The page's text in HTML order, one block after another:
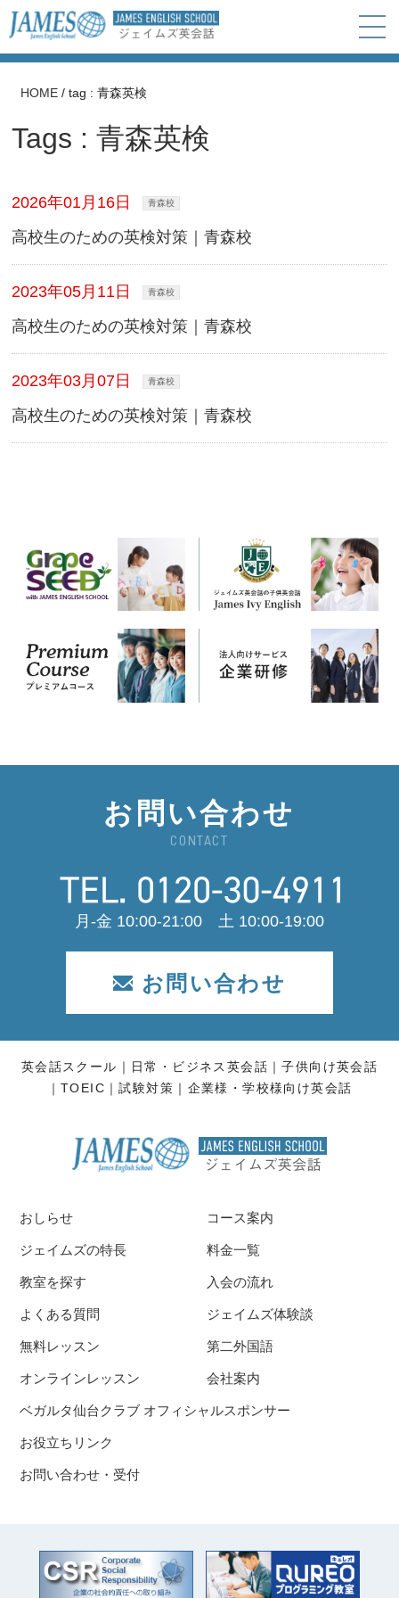
HOME /tag : 青森英検
Tags : 青森英検
2026年01月16日 青森校
高校生のための英検対策｜青森校
2023年05月11日 青森校
高校生のための英検対策｜青森校
2023年03月07日 青森校
高校生のための英検対策｜青森校
お問い合わせ
CONTACT
月-金 10:00-21:00 土 10:00-19:00
お問い合わせ
英会話スクール 日常・ビジネス英会話
子供向け英会話
TOEIC
試験対策 企業様・学校様向け英会話
おしらせ
ジェイムズの特長
教室を探す
コース案内
料金一覧
入会の流れ
よくある質問
無料レッスン
オンラインレッスン
ジェイムズ体験談
第二外国語
会社案内
ベガルタ仙台クラブ オフィシャルスポンサー
お役立ちリンク
お問い合わせ・受付